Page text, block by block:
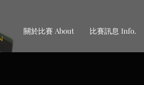
關於比賽 About 比賽訊息 Info.